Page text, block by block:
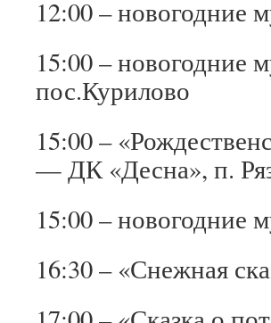
12:00 –
15:00 –
пос.Курилово
15:00 –
— ДК «Десна», п.
15:00 –
16:30 – «Снежная